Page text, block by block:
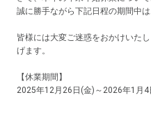
誠に勝手ながら下記日程の期間中
皆様には大変ご迷惑をおかけいた
げます。
【休業期間】
2025年12月26日(金)～2026年1月4